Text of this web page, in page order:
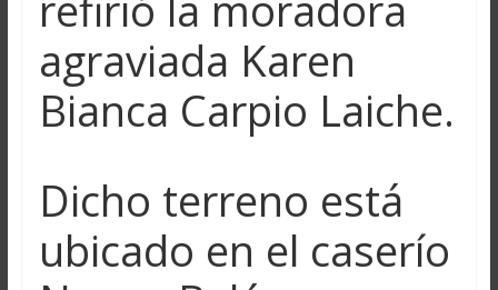
agraviada Karen
Bianca Carpio Laiche.
Dicho terreno está
ubicado en el caserío